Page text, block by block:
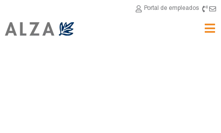
Portal de empleados